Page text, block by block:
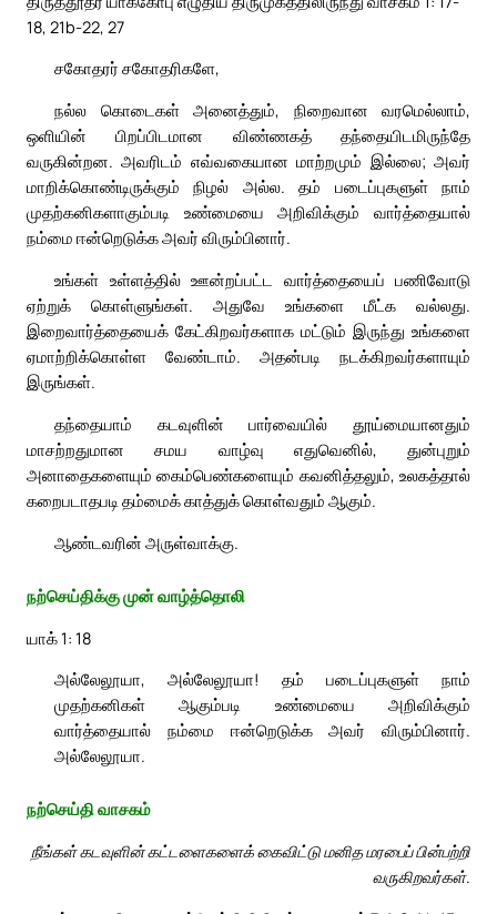
18, 21b-22, 27
சகோதரர் சகோதரிகளே,
நல்ல கொடைகள் அனைத்தும், நிறைவான வரமெல்லாம்,
ஒளியின் பிறப்பிடமான விண்ணகத் தந்தையிடமிருந்தே
வருகின்றன. அவரிடம் எவ்வகையான மாற்றமும் இல்லை; அவர்
மாறிக்கொண்டிருக்கும் நிழல் அல்ல. தம் படைப்புகளுள் நாம்
முதற்கனிகளாகும்படி உண்மையை அறிவிக்கும் வார்த்தையால்
நம்மை ஈன்றெடுக்க அவர் விரும்பினார்.
உங்கள் உள்ளத்தில் ஊன்றப்பட்ட வார்த்தையைப் பணிவோடு
ஏற்றுக் கொள்ளுங்கள். அதுவே உங்களை மீட்க வல்லது.
இறைவார்த்தையைக் கேட்கிறவர்களாக மட்டும் இருந்து உங்களை
ஏமாற்றிக்கொள்ள வேண்டாம். அதன்படி நடக்கிறவர்களாயும்
இருங்கள்.
தந்தையாம் கடவுளின் பார்வையில் தூய்மையானதும்
மாசற்றதுமான சமய வாழ்வு எதுவெனில், துன்புறும்
அனாதைகளையும் கைம்பெண்களையும் கவனித்தலும், உலகத்தால்
கறைபடாதபடி தம்மைக் காத்துக் கொள்வதும் ஆகும்.
ஆண்டவரின் அருள்வாக்கு.
நற்செய்திக்கு முன் வாழ்த்தொலி
யாக் 1: 18
அல்லேலூயா, அல்லேலூயா! தம் படைப்புகளுள் நாம்
முதற்கனிகள் ஆகும்படி உண்மையை அறிவிக்கும்
வார்த்தையால் நம்மை ஈன்றெடுக்க அவர் விரும்பினார்.
அல்லேலூயா.
நற்செய்தி வாசகம்
நீங்கள் கடவுளின் கட்டளைகளைக் கைவிட்டு மனித மரபைப் பின்பற்றி
வருகிறவர்கள்.